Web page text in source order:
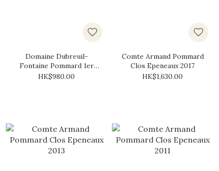
Domaine Dubreuil-
Fontaine Pommard 1er
Cru Epenots 2009
HK$980.00
Comte Armand Pommard
Clos Epeneaux 2017
HK$1,630.00